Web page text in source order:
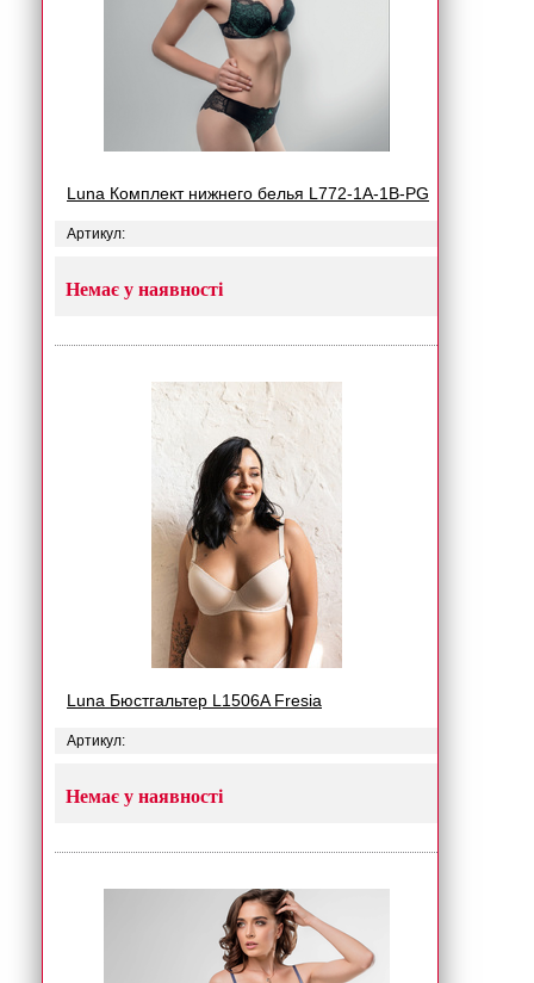
Luna Комплект нижнего белья L772-1A-1B-PG
Артикул:
Немає у наявності
Luna Бюстгальтер L1506A Fresia
Артикул:
Немає у наявності